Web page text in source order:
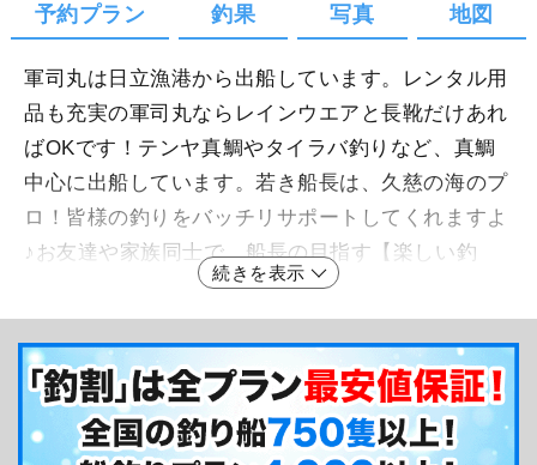
予約プラン 釣果 写真 地図
軍司丸は日立漁港から出船しています。レンタル用
品も充実の軍司丸ならレインウエアと長靴だけあれ
ばOKです！テンヤ真鯛やタイラバ釣りなど、真鯛
中心に出船しています。若き船長は、久慈の海のプ
ロ！皆様の釣りをバッチリサポートしてくれますよ
♪お友達や家族同士で、船長の目指す【楽しい釣
り】を味わってみてはいかがですか？
釣り船からのメッセージ
釣割会員の皆様コンニチハ！黒潮と親潮がぶつか
り合う『常磐海域』に面した久慈漁港から出船し、
好釣果を狙います☆皆様、ぜひ一度遊びに来てくだ
続きを表示